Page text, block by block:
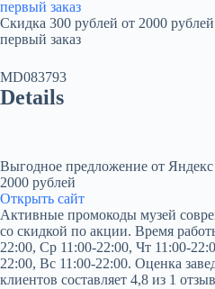
Скидка 300 рублей от 2000
первый заказ
MD083793
Details
Выгодное предложение от
2000 рублей
Открыть сайт
Активные промокоды музей
со скидкой по акции. Время
22:00, Ср 11:00-22:00, Чт 11:00-
22:00, Вс 11:00-22:00. Оценка
клиентов составляет 4,8 из 1